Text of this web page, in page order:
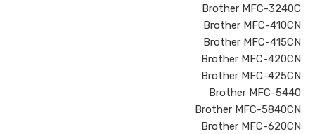
Brother MFC-3240C
Brother MFC-410CN
Brother MFC-415CN
Brother MFC-420CN
Brother MFC-425CN
Brother MFC-5440
Brother MFC-5840CN
Brother MFC-620CN